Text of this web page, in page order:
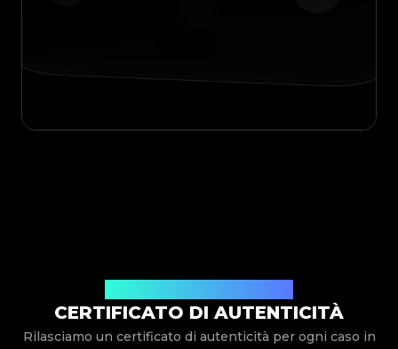
CERTIFICATO DI AUTENTICITÀ
Rilasciamo un certificato di autenticità per ogni caso in